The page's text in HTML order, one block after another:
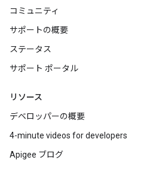
コミュニティ
サポートの概要
ステータス
サポート ポータル
リソース
デベロッパーの概要
4-minute videos for developers
Apigee ブログ